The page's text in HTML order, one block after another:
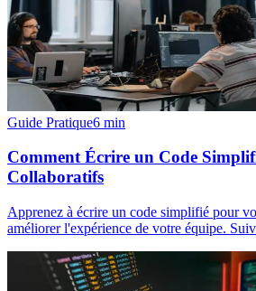
Guide Pratique6 min
Comment Écrire un Code
Collaboratifs
Apprenez à écrire un code simplifié pour
améliorer l'expérience de votre équipe.